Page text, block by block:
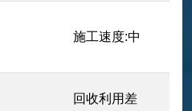
施工速度:中
回收利用差